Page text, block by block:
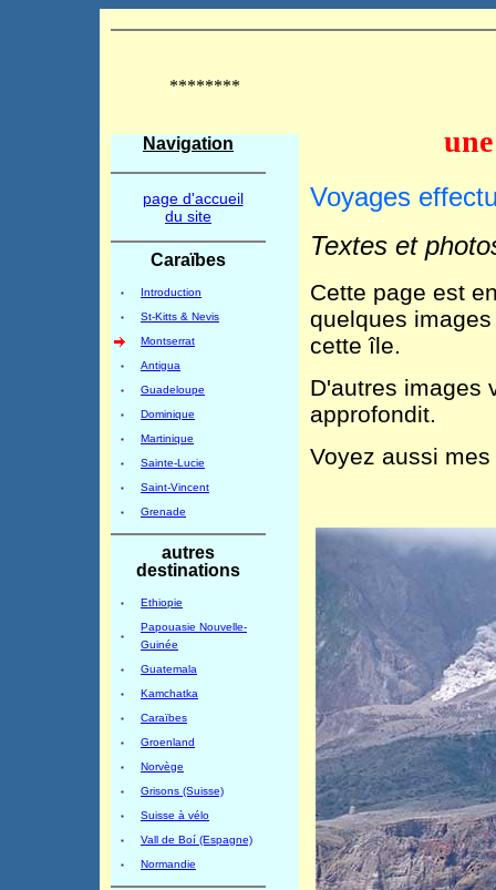
********
Voyages
Textes et
Cette page est
quelques
cette île.
D'autres images
approfondit.
Voyez aussi mes
Navigation
page d'accueil
du site
Caraïbes
Introduction
St-Kitts & Nevis
Montserrat
Antigua
Guadeloupe
Dominique
Martinique
Sainte-Lucie
Saint-Vincent
Grenade
autres
destinations
Ethiopie
Papouasie Nouvelle-
Guinée
Guatemala
Kamchatka
Caraïbes
Groenland
Norvège
Grisons (Suisse)
Suisse à vélo
Vall de Boí (Espagne)
Normandie